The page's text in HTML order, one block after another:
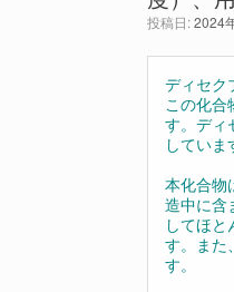
投稿日:2024
ディセク
この化合
す。ディ
していま
本化合物
造中に含
してほ
す。また
す。